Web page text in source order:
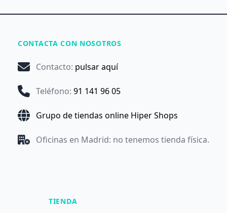
CONTACTA CON NOSOTROS
Contacto: pulsar aquí
Teléfono: 91 141 96 05
Grupo de tiendas online Hiper Shops
Oficinas en Madrid: no tenemos tienda física.
TIENDA